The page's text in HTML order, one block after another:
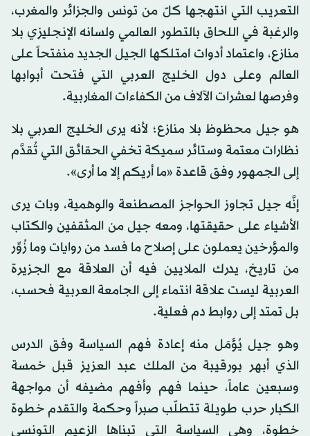
التعريب التي انتهجها كلّ من تونس والجزائر والمغرب،
والرغبة في اللحاق بالتطور العالمي ولسانه الإنجليزي بلا
منازع، واعتماد أدوات امتلكها الجيل الجديد منفتحاً على
العالم وعلى دول الخليج العربي التي فتحت أبوابها
وفرصها لعشرات الآلاف من الكفاءات المغاربية.
هو جيل محظوظ بلا منازع؛ لأنه يرى الخليج العربي بلا
نظارات معتمة وستائر سميكة تخفي الحقائق التي تُقدَّم
إلى الجمهور وفق قاعدة «ما أريكم إلا ما أرى».
إنَّه جيل تجاوز الحواجز المصطنعة والوهمية، وبات يرى
الأشياء على حقيقتها، ومعه جيل من المثقفين والكتاب
والمؤرخين يعملون على إصلاح ما فسد من روايات وما زُوِّر
من تاريخ، يدرك الملايين فيه أن العلاقة مع الجزيرة
العربية ليست علاقة انتماء إلى الجامعة العربية فحسب،
بل تمتد إلى روابط دم فعلية.
وهو جيل يُؤمَل منه إعادة فهم السياسة وفق الدرس
الذي أبهر بورقيبة من الملك عبد العزيز قبل خمسة
وسبعين عاماً، حينما فهم وأفهم مضيفه أن مواجهة
الكبار حرب طويلة تتطلّب صبراً وحكمة والتقدم خطوة
خطوة، وهي السياسة التي تبناها الزعيم التونسي